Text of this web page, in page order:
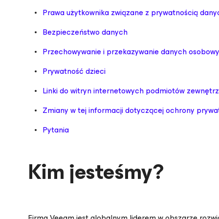
Prawa użytkownika związane z prywatnością
Bezpieczeństwo danych
Przechowywanie i przekazywanie danych
Prywatność dzieci
Linki do witryn internetowych podmiotów
Zmiany w tej informacji dotyczącej ochrony
Pytania
Kim jesteśmy?